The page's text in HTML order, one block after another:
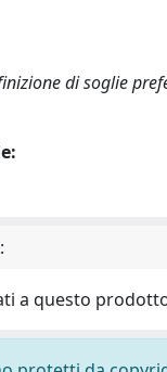
di soglie
a questo